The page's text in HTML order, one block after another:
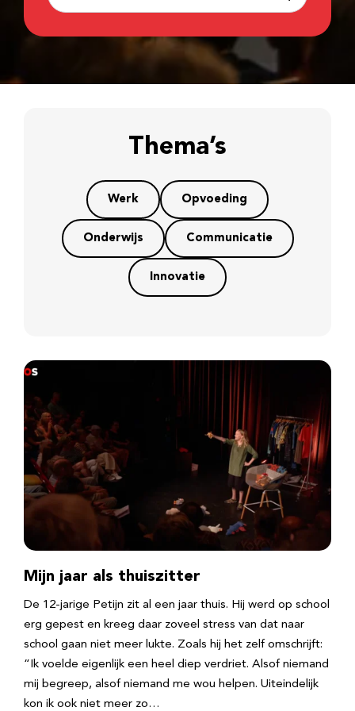
Thema’s
Werk Opvoeding
Onderwijs Communicatie
Innovatie
Mijn jaar als thuiszitter
De 12-jarige Petijn zit al een jaar thuis. Hij werd op school
erg gepest en kreeg daar zoveel stress van dat naar
school gaan niet meer lukte. Zoals hij het zelf omschrijft:
“Ik voelde eigenlijk een heel diep verdriet. Alsof niemand
mij begreep, alsof niemand me wou helpen. Uiteindelijk
kon ik ook niet meer zo…